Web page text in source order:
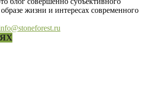
жизни и интересах современного